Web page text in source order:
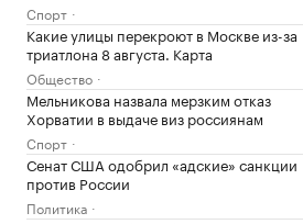
Спорт
Какие улицы перекроют в Москве из-за
триатлона 8 августа. Карта
Общество
Мельникова назвала мерзким отказ
Хорватии в выдаче виз россиянам
Спорт
Сенат США одобрил «адские» санкции
против России
Политика